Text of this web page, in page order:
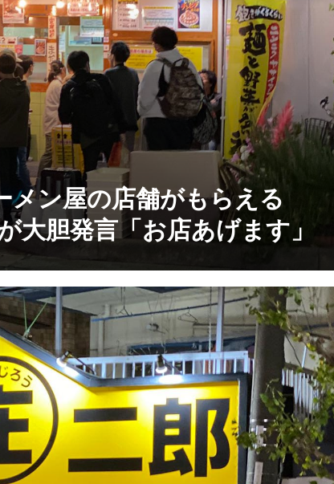
メン屋の店舗がもらえる
大胆発言「お店あげます」